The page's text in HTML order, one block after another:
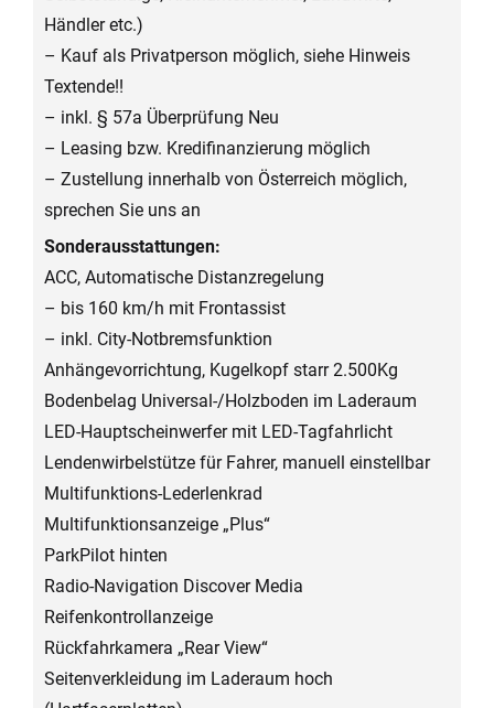
Händler etc.)
– Kauf als Privatperson möglich, siehe Hinweis
Textende!!
– inkl. § 57a Überprüfung Neu
– Leasing bzw. Kredifinanzierung möglich
– Zustellung innerhalb von Österreich möglich,
sprechen Sie uns an
Sonderausstattungen:
ACC, Automatische Distanzregelung
– bis 160 km/h mit Frontassist
– inkl. City-Notbremsfunktion
Anhängevorrichtung, Kugelkopf starr 2.500Kg
Bodenbelag Universal-/Holzboden im Laderaum
LED-Hauptscheinwerfer mit LED-Tagfahrlicht
Lendenwirbelstütze für Fahrer, manuell einstellbar
Multifunktions-Lederlenkrad
Multifunktionsanzeige „Plus“
ParkPilot hinten
Radio-Navigation Discover Media
Reifenkontrollanzeige
Rückfahrkamera „Rear View“
Seitenverkleidung im Laderaum hoch